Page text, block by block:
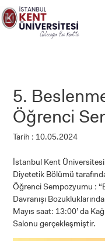
Lütfen
dikkat:
Bu
sistemi
içerir.5.
Öğrenci
Tarih : 10.05.2024
İstanbul Kent
Diyetetik Bölümü
Öğrenci Sempozyumu :
Davranışı
Mayıs saat: 13:00’ da
Salonu gerçekleşmiştir.